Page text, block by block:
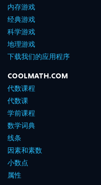
内存游戏
经典游戏
科学游戏
地理游戏
下载我们的应用程序
COOLMATH.COM
代数课程
代数课
学前课程
数学词典
线条
因素和素数
小数点
属性